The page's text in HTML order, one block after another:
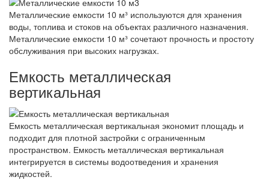
Металлические емкости 10 м³ используются для хранения
воды, топлива и стоков на объектах различного назначения.
Металлические емкости 10 м³ сочетают прочность и простоту
обслуживания при высоких нагрузках.
Емкость металлическая
вертикальная
Емкость металлическая вертикальная экономит площадь и
подходит для плотной застройки с ограниченным
пространством. Емкость металлическая вертикальная
интегрируется в системы водоотведения и хранения
жидкостей.